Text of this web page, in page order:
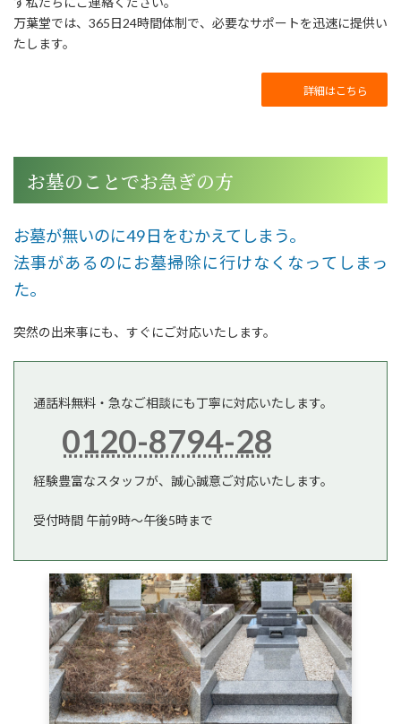
万葉堂では、365日24時間体制で、必要なサポートを迅速に提供い
たします。
詳細はこちら
お墓のことでお急ぎの方
お墓が無いのに49日をむかえてしまう。
法事があるのにお墓掃除に行けなくなってしまっ
た。
突然の出来事にも、すぐにご対応いたします。
通話料無料・急なご相談にも丁寧に対応いたします。
ン
ン
ク
0120-8794-28
経験豊富なスタッフが、誠心誠意ご対応いたします。
受付時間 午前9時～午後5時まで